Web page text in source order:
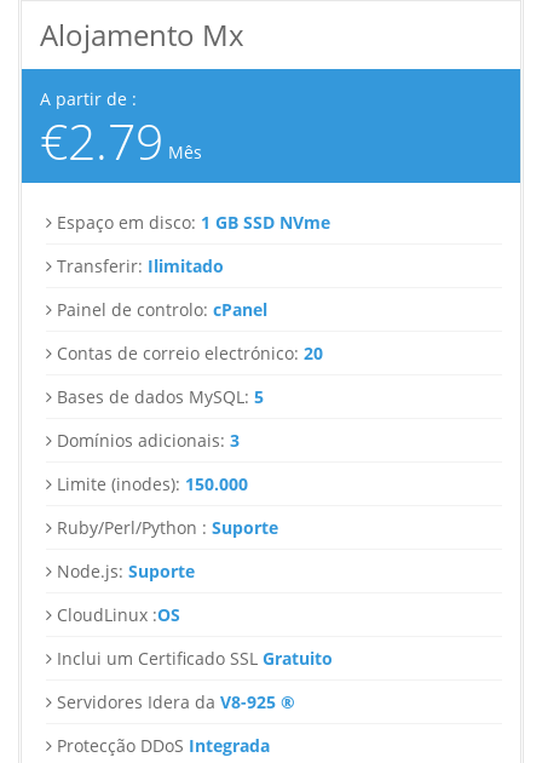
Alojamento Mx
A partir de :
€2.79 Mês
Espaço em disco: 1 GB SSD NVme
Transferir: Ilimitado
Painel de controlo: cPanel
Contas de correio electrónico: 20
Bases de dados MySQL: 5
Domínios adicionais: 3
Limite (inodes): 150.000
Ruby/Perl/Python : Suporte
Node.js: Suporte
CloudLinux :OS
Inclui um Certificado SSL Gratuito
Servidores Idera da V8-925 ®
Protecção DDoS Integrada